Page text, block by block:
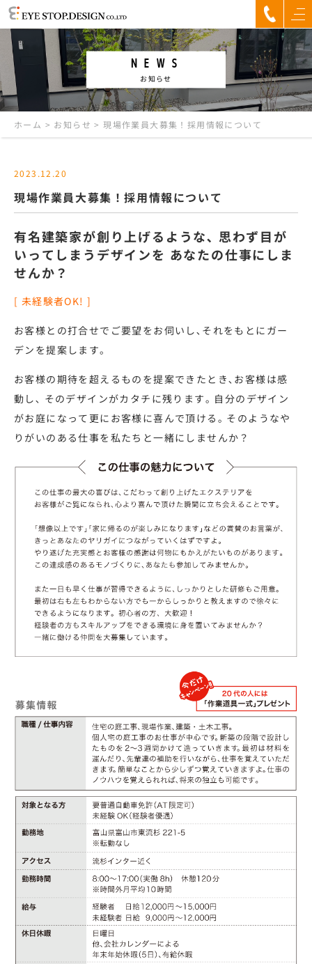
NEWS
お知らせ
ホーム > お知らせ >現場作業員大募集！採用情報について
2023.12.20
現場作業員大募集！採用情報について
有名建築家が創り上げるような､ 思わず目が
いってしまうデザインを あなたの仕事にしま
せんか？
[ 未経験者OK! ]
お客様との打合せでご要望をお伺いし､それをもとにガー
デンを提案します。
お客様の期待を超えるものを提案できたとき､お客様は感
動し､ そのデザインがカタチに残ります｡ 自分のデザイン
がお庭になって更にお客様に喜んで頂ける｡ そのようなや
りがいのある仕事を私たちと一緒にしませんか？